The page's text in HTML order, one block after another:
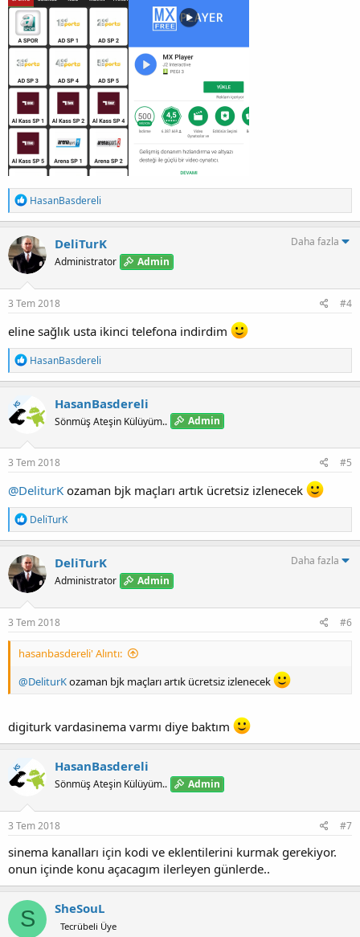
T
e
p
k
i
l
e
r
:
HasanBasdereli
DeliTurK
Administrator Admin
Daha fazla
3 Tem 2018 #4
eline sağlık usta ikinci telefona indirdim
T
e
p
i
l
r
:
HasanBasdereli
KS HasanBasdereli
Sönmüş Ateşin Külüyüm.. Admin
3 Tem 2018 #5
@DeliturK ozaman bjk maçları artık ücretsiz izlenecek
T
e
p
k
i
l
e
r
:
DeliTurK
DeliTurK
Administrator Admin
Daha fazla
3 Tem 2018 #6
hasanbasdereli' Alıntı:
@DeliturKozaman bjk maçları artık ücretsiz izlenecek
digiturk vardasinema varmı diye baktım
KS HasanBasdereli
Sönmüş Ateşin Külüyüm.. Admin
3 Tem 2018 #7
sinema kanalları için kodi ve eklentilerini kurmak gerekiyor.
onun içinde konu açacagım ilerleyen günlerde..
S SheSouL
Tecrübeli Üye